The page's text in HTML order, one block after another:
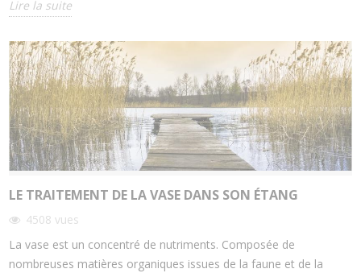
Lire la suite
LE TRAITEMENT DE LA VASE DANS SON ÉTANG
4508vues
La vase est un concentré de nutriments. Composée de
nombreuses matières organiques issues de la faune et de la